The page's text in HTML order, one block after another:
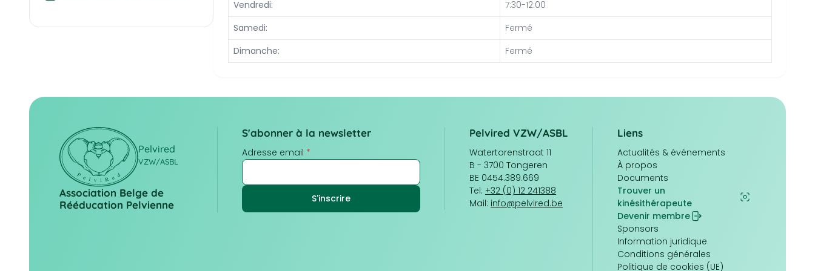
Vendredi:
7:30-12:00
Samedi:
Fermé
Dimanche:
Fermé
Pelvired
VZW/ASBL
Association Belge de
Rééducation Pelvienne
S'abonner à la newsletter
Adresse email *
Pelvired VZW/ASBL
Watertorenstraat 11
B - 3700 Tongeren
BE 0454.389.669
Tel: +32 (0) 12 241388
Mail: info@pelvired.be
Liens
Navigation
principale
Actualités & événements
À propos
Documents
Trouver un
kinésithérapeute
Devenir membre
Pied
de
page
Sponsors
Information juridique
Conditions générales
Politique de cookies (UE)